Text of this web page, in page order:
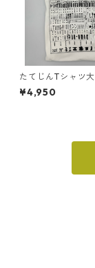
たてじんTシャツ
¥4,950